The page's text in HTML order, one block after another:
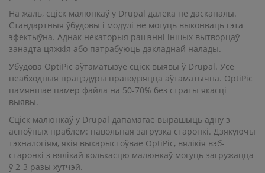
На жаль, сціск малюнкаў у Drupal далёка не дасканалы.
Стандартныя ўбудовы і модулі не могуць выконваць гэта
эфектыўна. Аднак некаторыя рашэнні іншых вытворцаў
занадта цяжкія або патрабуюць дакладнай налады.
Убудова OptiPic аўтаматызуе сціск выявы ў Drupal. Усе
неабходныя працэдуры праводзяцца аўтаматычна. OptiPic
памяншае памер файла на 50-70% без страты якасці
выявы.
Сціск малюнкаў у Drupal дапамагае вырашыць адну з
асноўных праблем: павольная загрузка старонкі. Дзякуючы
тэхналогіям, якія выкарыстоўвае OptiPic, вялікія вэб-
старонкі з вялікай колькасцю малюнкаў могуць загружацца
ў 2-3 разы хутчэй.